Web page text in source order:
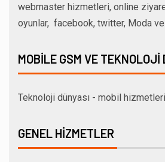
webmaster hizmetleri, online
oyunlar, facebook, twitter, Moda ve
MOBILE GSM VE TEKNOLOJI
Teknoloji dünyası - mobil
GENEL HIZMETLER